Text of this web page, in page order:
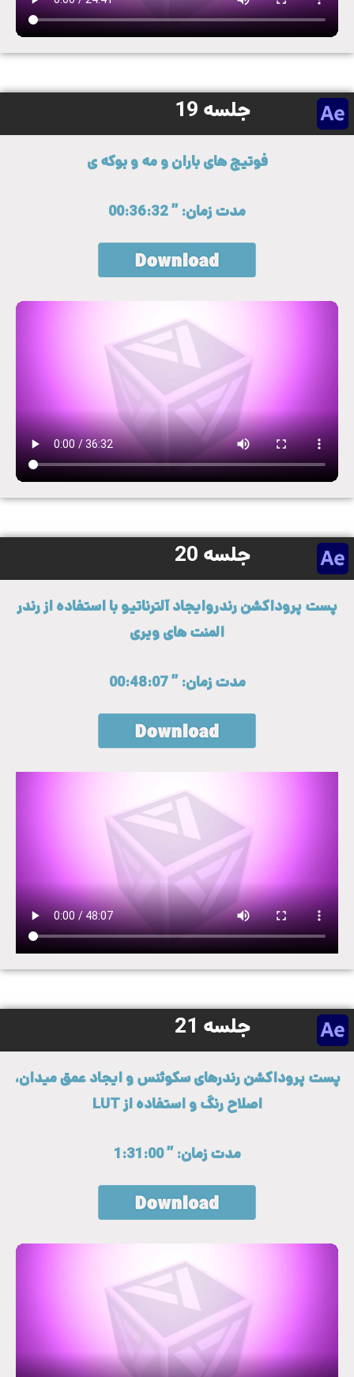
جلسه 19
فوتیج های باران و مه و بوکه ی
مدت زمان: ” 00:36:32
جلسه 20
پست پروداکشن رندروایجاد آلترناتیو با استفاده از رندر
المنت های ویری
مدت زمان: ” 00:48:07
جلسه 21
پست پروداکشن رندرهای سکوئنس و ایجاد عمق میدان،
اصلاح رنگ و استفاده از LUT
مدت زمان: ” 1:31:00